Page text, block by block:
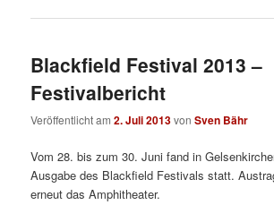
Blackfield Festival 2013 –
Festivalbericht
Veröffentlicht am2. Juli 2013vonSven Bähr
Vom 28. bis zum 30. Juni fand in
Ausgabe des Blackfield Festivals statt.
erneut das Amphitheater.